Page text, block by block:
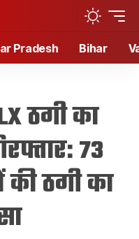
Pradesh Bihar
ठगी का
73
की ठगी का